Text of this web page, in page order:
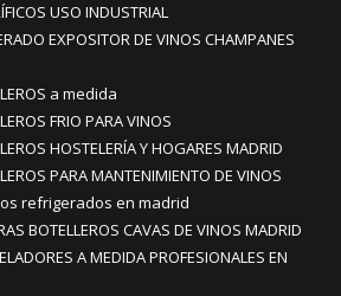
USO INDUSTRIAL
EXPOSITOR DE VINOS CHAMPANES
a medida
FRIO PARA VINOS
HOSTELERÍA Y HOGARES MADRID
PARA MANTENIMIENTO DE VINOS
refrigerados en madrid
BOTELLEROS CAVAS DE VINOS MADRID
A MEDIDA PROFESIONALES EN